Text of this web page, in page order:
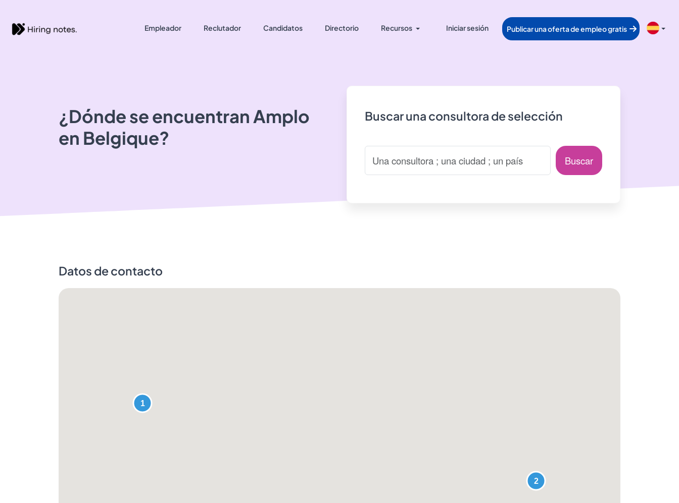
Empleador Reclutador Candidatos Directorio Recursos Iniciar sesión Publicar una oferta de empleo gratis
¿Dónde se encuentran Amplo
en Belgique?
Buscar una consultora de selección
Buscar
Datos de contacto